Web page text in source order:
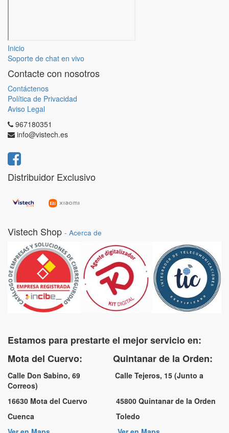
Inicio
Soporte de chat en vivo
Contacte con nosotros
Contáctenos
Política de Privacidad
Aviso Legal
967180351
info@vistech.es
Distribuidor Exclusivo
Vistech Shop - Acerca de
Estamos para prestarte el mejor servicio en:
Mota del Cuervo: Quintanar de la Orden:
Calle Don Sabino, 69 Calle Tejeros, 15 (Junto a
Correos)
16630 Mota del Cuervo 45800 Quintanar de la Orden
Cuenca Toledo